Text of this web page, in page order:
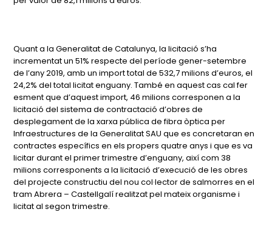
Quant a la Generalitat de Catalunya, la licitació s’ha
incrementat un 51% respecte del període gener-setembre
de l’any 2019, amb un import total de 532,7 milions d’euros, el
24,2% del total licitat enguany. També en aquest cas cal fer
esment que d’aquest import, 46 milions corresponen a la
licitació del sistema de contractació d’obres de
desplegament de la xarxa pública de fibra òptica per
Infraestructures de la Generalitat SAU que es concretaran en
contractes específics en els propers quatre anys i que es va
licitar durant el primer trimestre d’enguany, així com 38
milions corresponents a la licitació d’execució de les obres
del projecte constructiu del nou col·lector de salmorres en el
tram Abrera – Castellgalí realitzat pel mateix organisme i
licitat al segon trimestre.